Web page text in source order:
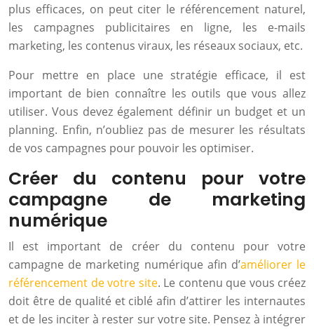
plus efficaces, on peut citer le référencement naturel,
les campagnes publicitaires en ligne, les e-mails
marketing, les contenus viraux, les réseaux sociaux, etc.
Pour mettre en place une stratégie efficace, il est
important de bien connaître les outils que vous allez
utiliser. Vous devez également définir un budget et un
planning. Enfin, n’oubliez pas de mesurer les résultats
de vos campagnes pour pouvoir les optimiser.
Créer du contenu pour votre
campagne de marketing
numérique
Il est important de créer du contenu pour votre
campagne de marketing numérique afin d’améliorer le
référencement de votre site. Le contenu que vous créez
doit être de qualité et ciblé afin d’attirer les internautes
et de les inciter à rester sur votre site. Pensez à intégrer